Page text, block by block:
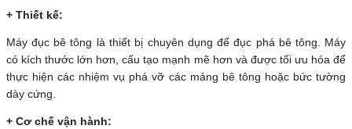
+ Thiết kế:
Máy đục bê tông là thiết bị chuyên dụng để đục phá bê tông. Máy
có kích thước lớn hơn, cấu tạo mạnh mẽ hơn và được tối ưu hóa để
thực hiện các nhiệm vụ phá vỡ các mảng bê tông hoặc bức tường
dày cứng.
+ Cơ chế vận hành: